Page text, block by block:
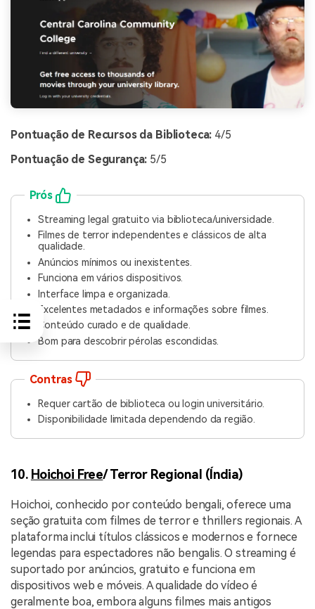
Pontuação de Recursos da Biblioteca: 4/5
Pontuação de Segurança: 5/5
Prós
Streaming legal gratuito via biblioteca/universidade.
Filmes de terror independentes e clássicos de alta
qualidade.
Anúncios mínimos ou inexistentes.
Funciona em vários dispositivos.
Interface limpa e organizada.
Excelentes metadados e informações sobre filmes.
Conteúdo curado e de qualidade.
Bom para descobrir pérolas escondidas.
Contras
Requer cartão de biblioteca ou login universitário.
Disponibilidade limitada dependendo da região.
10. Hoichoi Free/ Terror Regional (Índia)
Hoichoi, conhecido por conteúdo bengali, oferece uma
seção gratuita com filmes de terror e thrillers regionais. A
plataforma inclui títulos clássicos e modernos e fornece
legendas para espectadores não bengalis. O streaming é
suportado por anúncios, gratuito e funciona em
dispositivos web e móveis. A qualidade do vídeo é
geralmente boa, embora alguns filmes mais antigos